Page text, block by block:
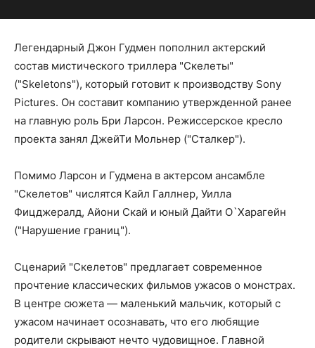
Легендарный Джон Гудмен пополнил актерский
состав мистического триллера "Скелеты"
("Skeletons"), который готовит к производству Sony
Pictures. Он составит компанию утвержденной ранее
на главную роль Бри Ларсон. Режиссерское кресло
проекта занял ДжейТи Мольнер ("Сталкер").
Помимо Ларсон и Гудмена в актерсом ансамбле
"Скелетов" числятся Кайл Галлнер, Уилла
Фицджералд, Айони Скай и юный Дайти О`Харагейн
("Нарушение границ").
Сценарий "Скелетов" предлагает современное
прочтение классических фильмов ужасов о монстрах.
В центре сюжета — маленький мальчик, который с
ужасом начинает осознавать, что его любящие
родители скрывают нечто чудовищное. Главной